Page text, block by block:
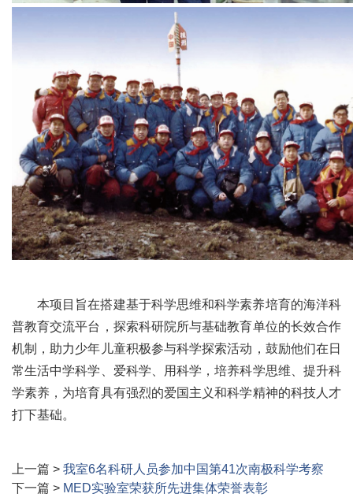
本项目旨在搭建基于科学思维和科学素养培育的海洋科
普教育交流平台，探索科研院所与基础教育单位的长效合作
机制，助力少年儿童积极参与科学探索活动，鼓励他们在日
常生活中学科学、爱科学、用科学，培养科学思维、提升科
学素养，为培育具有强烈的爱国主义和科学精神的科技人才
打下基础。
上一篇 > 我室6名科研人员参加中国第41次南极科学考察
下一篇 > MED实验室荣获所先进集体荣誉表彰